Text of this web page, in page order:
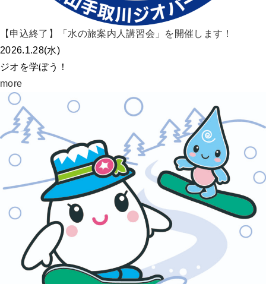
【申込終了】「水の旅案内人講習会」を開催します！
2026.1.28(水)
ジオを学ぼう！
more